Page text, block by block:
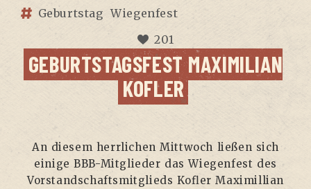
Geburtstag Wiegenfest
201
GEBURTS­TAGS­FEST MAXI­MI­LI­AN
KOFLER
An die­sem herr­li­chen Mitt­woch lie­ßen sich
eini­ge BBB-Mit­glie­der das Wie­gen­fest des
Vor­stand­schafts­mit­glieds Kof­ler Maxi­mil­li­an